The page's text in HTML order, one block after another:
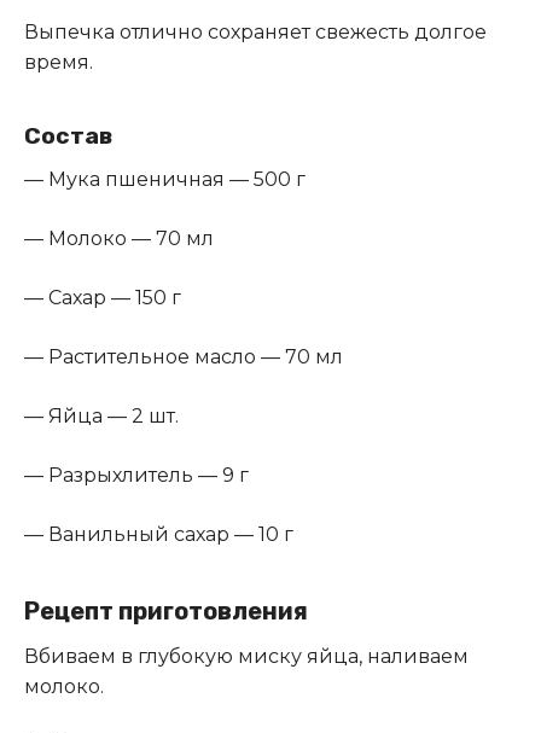
Выпечка отлично сохраняет свежесть долгое
время.
Состав
— Мука пшеничная — 500 г
— Молоко — 70 мл
— Сахар — 150 г
— Растительное масло — 70 мл
— Яйца — 2 шт.
— Разрыхлитель — 9 г
— Ванильный сахар — 10 г
Рецепт приготовления
Вбиваем в глубокую миску яйца, наливаем
молоко.